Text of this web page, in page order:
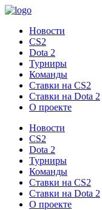
Новости
CS2
Dota 2
Турниры
Команды
Ставки на CS2
Ставки на Dota 2
О проекте
Новости
CS2
Dota 2
Турниры
Команды
Ставки на CS2
Ставки на Dota 2
О проекте